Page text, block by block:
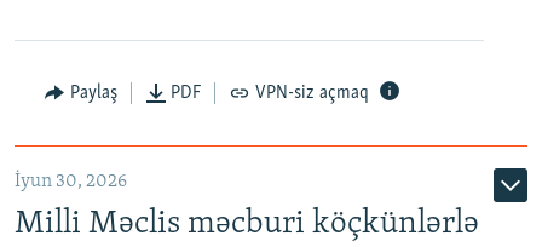
Paylaş PDF VPN-siz açmaq
İyun 30, 2026
Milli Məclis məcburi köçkünlərlə